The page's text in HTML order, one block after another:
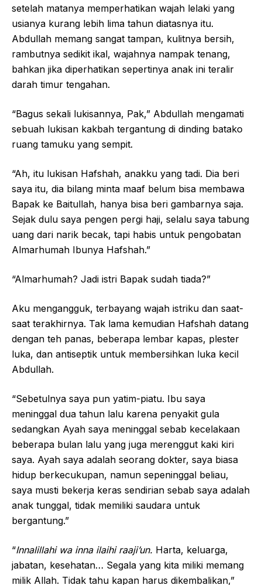
setelah matanya memperhatikan wajah lelaki yang
usianya kurang lebih lima tahun diatasnya itu.
Abdullah memang sangat tampan, kulitnya bersih,
rambutnya sedikit ikal, wajahnya nampak tenang,
bahkan jika diperhatikan sepertinya anak ini teralir
darah timur tengahan.
“Bagus sekali lukisannya, Pak,” Abdullah mengamati
sebuah lukisan kakbah tergantung di dinding batako
ruang tamuku yang sempit.
“Ah, itu lukisan Hafshah, anakku yang tadi. Dia beri
saya itu, dia bilang minta maaf belum bisa membawa
Bapak ke Baitullah, hanya bisa beri gambarnya saja.
Sejak dulu saya pengen pergi haji, selalu saya tabung
uang dari narik becak, tapi habis untuk pengobatan
Almarhumah Ibunya Hafshah.”
“Almarhumah? Jadi istri Bapak sudah tiada?”
Aku mengangguk, terbayang wajah istriku dan saat-
saat terakhirnya. Tak lama kemudian Hafshah datang
dengan teh panas, beberapa lembar kapas, plester
luka, dan antiseptik untuk membersihkan luka kecil
Abdullah.
“Sebetulnya saya pun yatim-piatu. Ibu saya
meninggal dua tahun lalu karena penyakit gula
sedangkan Ayah saya meninggal sebab kecelakaan
beberapa bulan lalu yang juga merenggut kaki kiri
saya. Ayah saya adalah seorang dokter, saya biasa
hidup berkecukupan, namun sepeninggal beliau,
saya musti bekerja keras sendirian sebab saya adalah
anak tunggal, tidak memiliki saudara untuk
bergantung.”
“Innalillahi wa inna ilaihi raaji’un. Harta, keluarga,
jabatan, kesehatan… Segala yang kita miliki memang
milik Allah. Tidak tahu kapan harus dikembalikan,”